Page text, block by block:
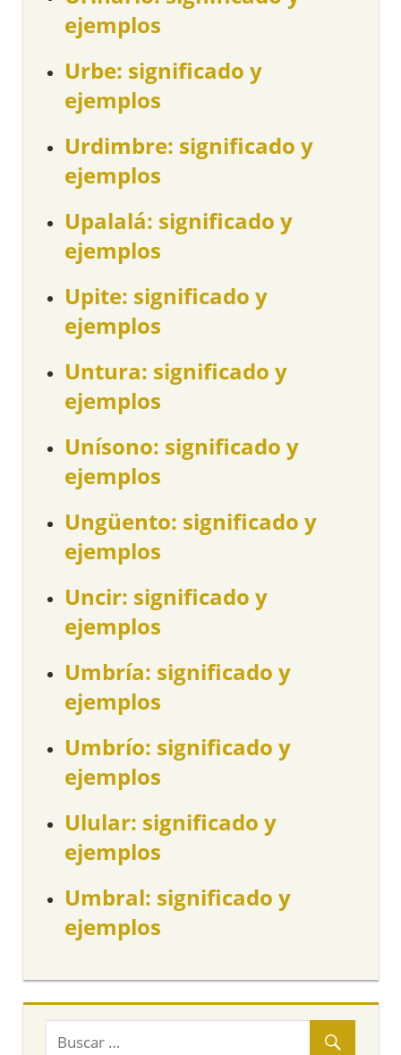
ejemplos
Urbe: significado y
ejemplos
Urdimbre: significado y
ejemplos
Upalalá: significado y
ejemplos
Upite: significado y
ejemplos
Untura: significado y
ejemplos
Unísono: significado y
ejemplos
Ungüento: significado y
ejemplos
Uncir: significado y
ejemplos
Umbría: significado y
ejemplos
Umbrío: significado y
ejemplos
Ulular: significado y
ejemplos
Umbral: significado y
ejemplos